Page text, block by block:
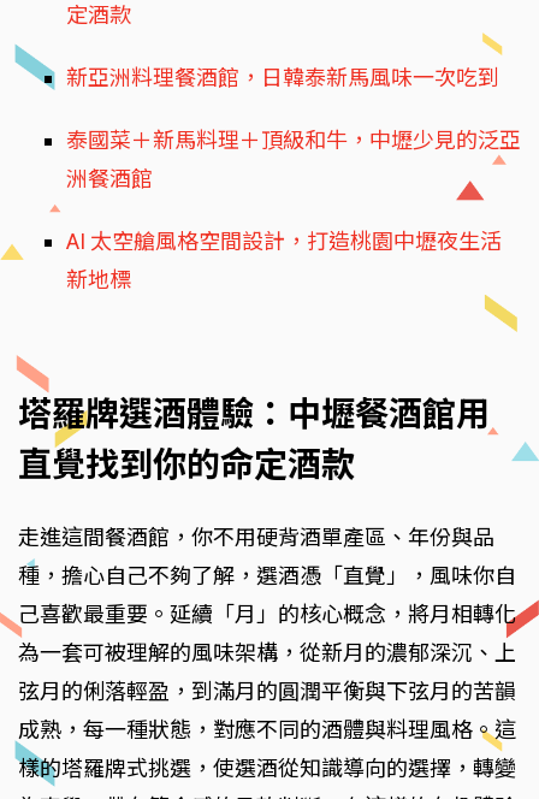
定酒款
新亞洲料理餐酒館，日韓泰新馬風味一次吃到
泰國菜＋新馬料理＋頂級和牛，中壢少見的泛亞
洲餐酒館
AI 太空艙風格空間設計，打造桃園中壢夜生活
新地標
塔羅牌選酒體驗：中壢餐酒館用
直覺找到你的命定酒款
走進這間餐酒館，你不用硬背酒單產區、年份與品
種，擔心自己不夠了解，選酒憑「直覺」，風味你自
己喜歡最重要。延續「月」的核心概念，將月相轉化
為一套可被理解的風味架構，從新月的濃郁深沉、上
弦月的俐落輕盈，到滿月的圓潤平衡與下弦月的苦韻
成熟，每一種狀態，對應不同的酒體與料理風格。這
樣的塔羅牌式挑選，使選酒從知識導向的選擇，轉變